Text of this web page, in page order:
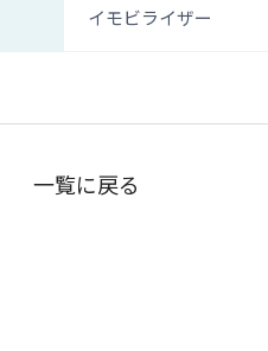
イモビライザー
一覧に戻る